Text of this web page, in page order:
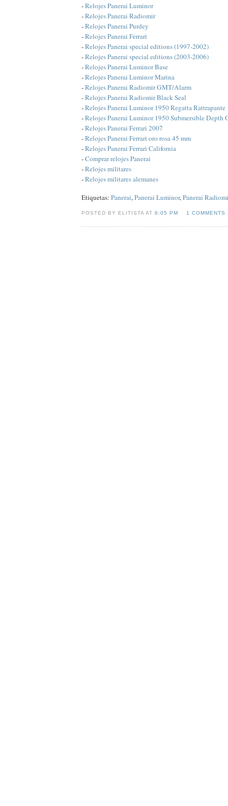
-Relojes Panerai Luminor
-Relojes Panerai Radiomir
-Relojes Panerai Purdey
-Relojes Panerai Ferrari
-Relojes Panerai special editions (1997-2002)
-Relojes Panerai special editions (2003-2006)
-Relojes Panerai Luminor Base
-Relojes Panerai Luminor Marina
-Relojes Panerai Radiomir GMT/Alarm
-Relojes Panerai Radiomir Black Seal
-Relojes Panerai Luminor 1950 Regatta Rattrapante
-Relojes Panerai Luminor 1950 Submersible Depth
-Relojes Panerai Ferrari 2007
-Relojes Panerai Ferrari oro rosa 45 mm
-Relojes Panerai Ferrari California
-Comprar relojes Panerai
-Relojes militares
-Relojes militares alemanes
Etiquetas: Panerai,Panerai Luminor,Panerai
POSTED BY ELITISTA AT6:05 PM 1 COMMENTS